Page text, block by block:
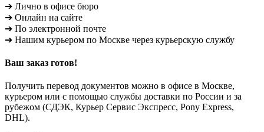
➔ Лично в офисе бюро
➔ Онлайн на сайте
➔ По электронной почте
➔ Нашим курьером по Москве через курьерскую службу
Ваш заказ готов!
Получить перевод документов можно в офисе в Москве,
курьером или с помощью службы доставки по России и за
рубежом (СДЭК, Курьер Сервис Экспресс, Pony Express,
DHL).